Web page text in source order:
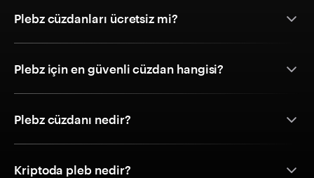
Plebz cüzdanları ücretsiz mi?
Plebz için en güvenli cüzdan hangisi?
Plebz cüzdanı nedir?
Kriptoda pleb nedir?